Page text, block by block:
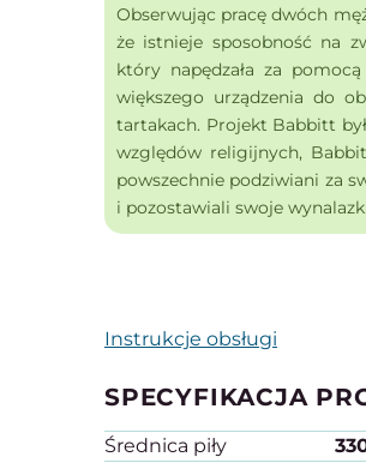
Obserwując pracę dwóch
że istnieje sposobność na
który napędzała za
większego urządzenia do
tartakach. Projekt Babbitt
względów religijnych,
powszechnie podziwiani za
i pozostawiali swoje
Instrukcje obsługi
SPECYFIKACJA
Średnica piły